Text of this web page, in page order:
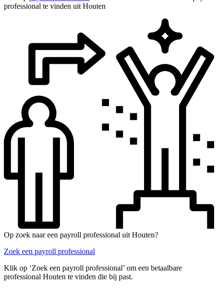
professional te vinden uit Houten
Op zoek naar een payroll professional uit Houten?
Zoek een payroll professional
Klik op ‘Zoek een payroll professional’ om een betaalbare
professional Houten te vinden die bij past.